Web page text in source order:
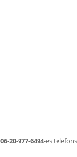
06-20-977-6494-es